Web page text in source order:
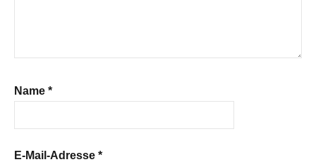
Name *
E-Mail-Adresse *